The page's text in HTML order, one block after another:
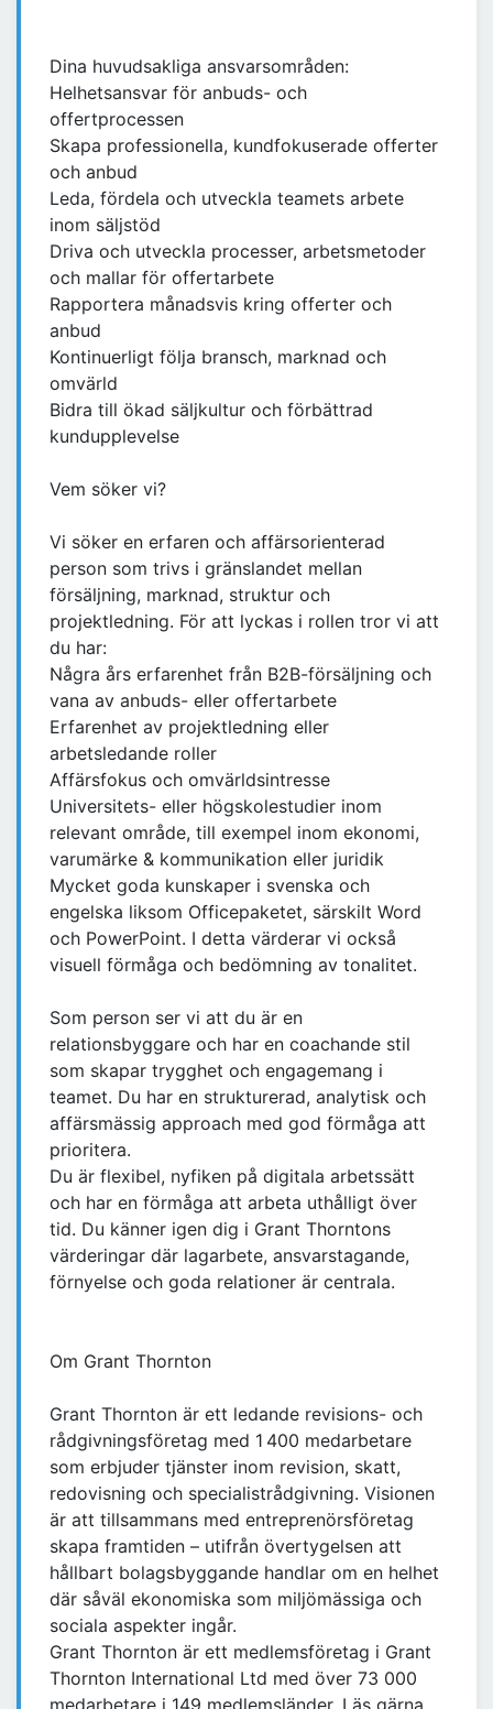
Dina huvudsakliga ansvarsområden:
Helhetsansvar för anbuds- och
offertprocessen
Skapa professionella, kundfokuserade offerter
och anbud
Leda, fördela och utveckla teamets arbete
inom säljstöd
Driva och utveckla processer, arbetsmetoder
och mallar för offertarbete
Rapportera månadsvis kring offerter och
anbud
Kontinuerligt följa bransch, marknad och
omvärld
Bidra till ökad säljkultur och förbättrad
kundupplevelse
Vem söker vi?
Vi söker en erfaren och affärsorienterad
person som trivs i gränslandet mellan
försäljning, marknad, struktur och
projektledning. För att lyckas i rollen tror vi att
du har:
Några års erfarenhet från B2B-försäljning och
vana av anbuds- eller offertarbete
Erfarenhet av projektledning eller
arbetsledande roller
Affärsfokus och omvärldsintresse
Universitets- eller högskolestudier inom
relevant område, till exempel inom ekonomi,
varumärke & kommunikation eller juridik
Mycket goda kunskaper i svenska och
engelska liksom Officepaketet, särskilt Word
och PowerPoint. I detta värderar vi också
visuell förmåga och bedömning av tonalitet.
Som person ser vi att du är en
relationsbyggare och har en coachande stil
som skapar trygghet och engagemang i
teamet. Du har en strukturerad, analytisk och
affärsmässig approach med god förmåga att
prioritera.
Du är flexibel, nyfiken på digitala arbetssätt
och har en förmåga att arbeta uthålligt över
tid. Du känner igen dig i Grant Thorntons
värderingar där lagarbete, ansvarstagande,
förnyelse och goda relationer är centrala.
Om Grant Thornton
Grant Thornton är ett ledande revisions- och
rådgivningsföretag med 1 400 medarbetare
som erbjuder tjänster inom revision, skatt,
redovisning och specialistrådgivning. Visionen
är att tillsammans med entreprenörsföretag
skapa framtiden – utifrån övertygelsen att
hållbart bolagsbyggande handlar om en helhet
där såväl ekonomiska som miljömässiga och
sociala aspekter ingår.
Grant Thornton är ett medlemsföretag i Grant
Thornton International Ltd med över 73 000